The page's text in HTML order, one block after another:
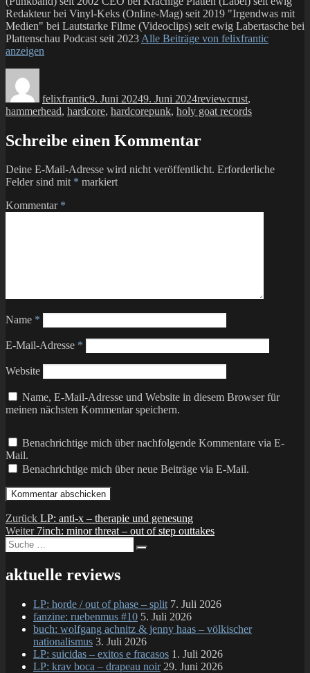
Redakteur bei Vinyl-Keks (Online-Mag) seit 2019 "Irgendwas mit
Medien" bei Lautstarke Filme (Videoclips) seit ewig Labertasche bei
Plattenschau Podcast seit 2023 Alle Beiträge von felixfrantic
anzeigen
felixfrantic9. Juni 20249. Juni 2024reviewcrust,
hammerhead, hardcore, hardcorepunk, holy goat records
Schreibe einen Kommentar
Deine E-Mail-Adresse wird nicht veröffentlicht. Erforderliche
Felder sind mit * markiert
Kommentar *
Name *
E-Mail-Adresse *
Website
Name, E-Mail-Adresse und Website in diesem Browser für
meinen nächsten Kommentar speichern.
Benachrichtige mich über nachfolgende Kommentare via E-
Mail.
Benachrichtige mich über neue Beiträge via E-Mail.
Beitragsnavigation
Zurück Vorheriger
Beitrag:
LP: anti-x – therapie und genesung
Weiter Nächster
7inch: minor threat – out of step outtakes
Suche
nach:
aktuelle reviews
LP: horde / out of phase – split 7. Juli 2026
fanzine: ruebenmus #10 5. Juli 2026
buch: wolfgang achnitz & jenny haas – völkischer
nationalismus 3. Juli 2026
LP: suicidas – exitos e fracasos 1. Juli 2026
LP: krav boca – drapeau noir 29. Juni 2026